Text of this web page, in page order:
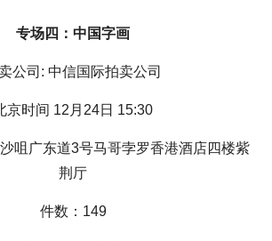
专场四：中国字画
公司: 中信国际拍卖公司
京时间 12月24日 15:30
咀广东道3号马哥孛罗香港酒店四楼紫
荆厅
件数：149